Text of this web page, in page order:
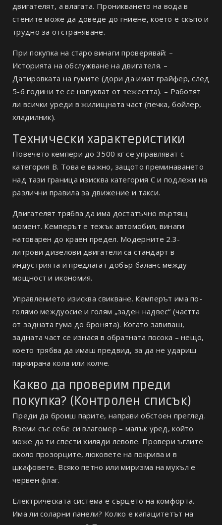
двигателят, а влагата. Проникването на вода в
стените може да доведе до гниене, което е скъпо и
трудно за отстраняване.
При покупка на старо винаги проверявай: –
Историята на обслужване на двигателя. –
Датировката на гумите (дори да имат грайфер, след
5-6 години те се напукват от тежестта). – Работят
ли всички уреди в жилищната част (печка, бойлер,
хладилник).
Технически характеристики
Повечето кемпери до 3500 кг се управляват с
категория В. Това е важно, защото преминаването
над тази граница изисква категория С и подлежи на
различни правила за движение и такси.
Двигателят трябва да има достатъчно въртящ
момент. Кемперът е тежък автомобил, винаги
натоварен до краен предел. Модерните 2.3-
литрови дизелови двигатели са стандарт в
индустрията и предлагат добър баланс между
мощност и икономия.
Управлението изисква свикване. Кемперът има по-
голямо междуосие и голям „заден надвес“ (частта
от задната гума до бронята). Когато завиваш,
задната част се изнася в обратната посока – нещо,
което трябва да имаш предвид, за да не удариш
паркирана кола или колче.
Какво да проверим преди
покупка? (Контролен списък)
Преди да броиш парите, направи обстоен преглед.
Вземи със себе си влагомер – малък уред, който
може да ти спести хиляди левове. Провери ъглите
около прозорците, люковете на покрива и в
шкафовете. Всяко петно или миризма на мухъл е
червен флаг.
Електрическата система е сърцето на комфорта.
Има ли соларни панели? Колко е капацитетът на